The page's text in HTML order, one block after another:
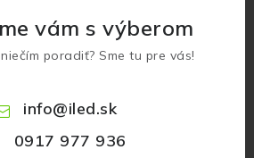
vám s výberom
poradiť? Sme tu pre vás!
info@iled.sk
0917 977 936